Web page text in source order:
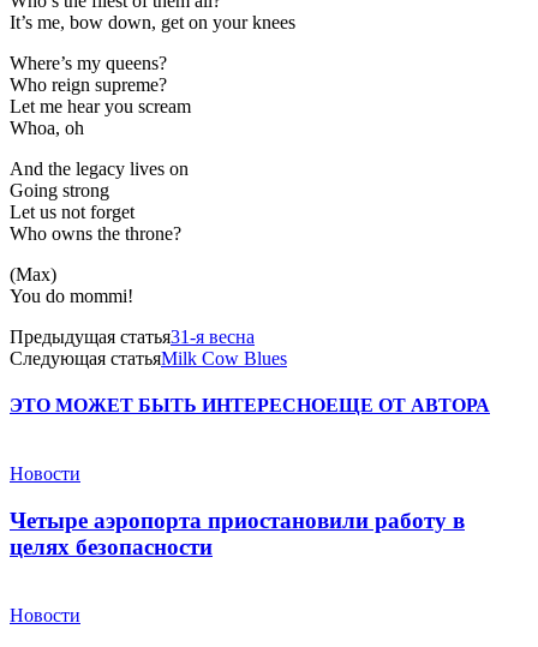
It’s me, bow down, get on your knees
Where’s my queens?
Who reign supreme?
Let me hear you scream
Whoa, oh
And the legacy lives on
Going strong
Let us not forget
Who owns the throne?
(Max)
You do mommi!
Предыдущая статья31-я весна
Следующая статьяMilk Cow Blues
ЭТО МОЖЕТ БЫТЬ ИНТЕРЕСНОЕЩЕ ОТ АВТОРА
Новости
Четыре аэропорта приостановили работу в
целях безопасности
Новости